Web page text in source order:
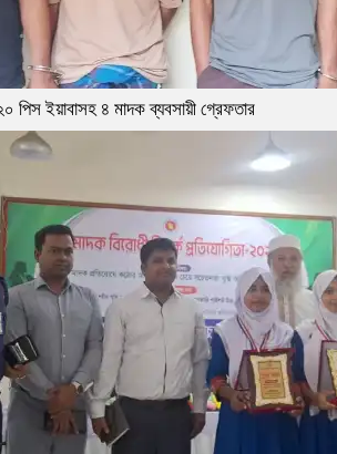
পিস ইয়াবাসহ ৪ মাদক ব্যবসায়ী গ্রেফতার